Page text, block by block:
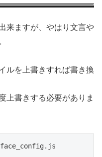
来ますが、やはり文言や
ルを上書きすれば書き換
上書きする必要がありま